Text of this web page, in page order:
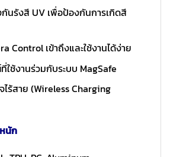
นรังสี UV เพื่อป้องกันการเกิดสี
Control เข้าถึงและใช้งานได้ง่าย
ช้งานร่วมกับระบบ MagSafe
ไร้สาย (Wireless Charging
นัก